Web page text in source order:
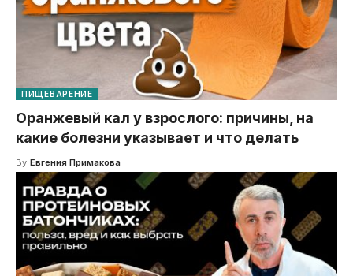
ПИЩЕВАРЕНИЕ
Оранжевый кал у взрослого: причины, на
какие болезни указывает и что делать
By Евгения Примакова